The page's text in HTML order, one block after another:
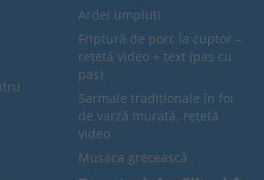
Ardei umpluți
Friptură de porc la cuptor –
rețetă video + text (pas cu
pas)
Sarmale tradiționale în foi
de varză murată, rețetă
video
Musaca grecească